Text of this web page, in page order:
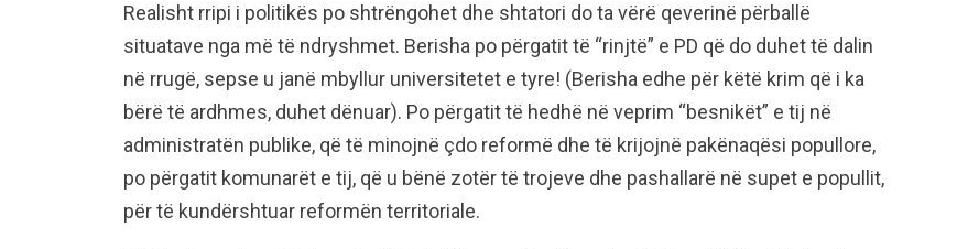
Realisht rripi i politikës po shtrëngohet dhe shtatori do ta vërë qeverinë përballë
situatave nga më të ndryshmet. Berisha po përgatit të “rinjtë” e PD që do duhet të dalin
në rrugë, sepse u janë mbyllur universitetet e tyre! (Berisha edhe për këtë krim që i ka
bërë të ardhmes, duhet dënuar). Po përgatit të hedhë në veprim “besnikët” e tij në
administratën publike, që të minojnë çdo reformë dhe të krijojnë pakënaqësi popullore,
po përgatit komunarët e tij, që u bënë zotër të trojeve dhe pashallarë në supet e popullit,
për të kundërshtuar reformën territoriale.